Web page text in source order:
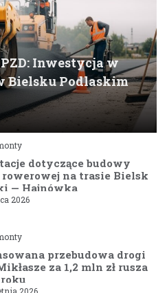
Inwestycja w
Bielsku Podlaskim
dotyczące budowy
na trasie Bielsk
— Hajnówka
2026
przebudowa drogi
za 1,2 mln zł rusza